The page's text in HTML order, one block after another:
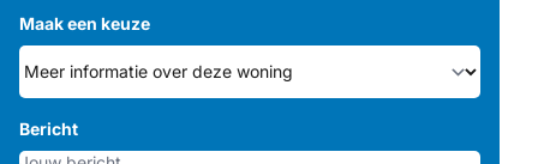
Maak een keuze
Bericht